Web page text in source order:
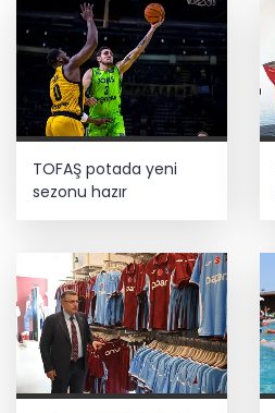
TOFAŞ potada yeni
sezonu hazır